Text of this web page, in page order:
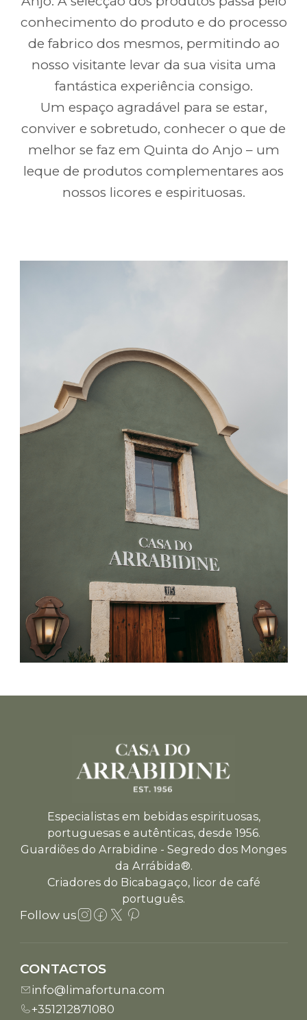
conhecimento do produto e do processo
de fabrico dos mesmos, permitindo ao
nosso visitante levar da sua visita uma
fantástica experiência consigo.
Um espaço agradável para se estar,
conviver e sobretudo, conhecer o que de
melhor se faz em Quinta do Anjo – um
leque de produtos complementares aos
nossos licores e espirituosas.
Especialistas em bebidas espirituosas,
portuguesas e autênticas, desde 1956.
Guardiões do Arrabidine - Segredo dos Monges
da Arrábida®.
Criadores do Bicabagaço, licor de café
português.
Follow us
CONTACTOS
info@limafortuna.com
+351212871080